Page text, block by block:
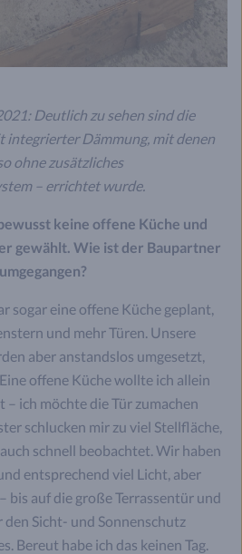
Deutlich zu sehen sind die
integrierter Dämmung, mit denen
ohne zusätzliches
– errichtet wurde.
keine offene Küche und
gewählt. Wie ist der Baupartner
sogar eine offene Küche geplant,
und mehr Türen. Unsere
aber anstandslos umgesetzt,
offene Küche wollte ich allein
– ich möchte die Tür zumachen
schlucken mir zu viel Stellfläche,
schnell beobachtet. Wir haben
entsprechend viel Licht, aber
bis auf die große Terrassentür und
den Sicht- und Sonnenschutz
Bereut habe ich das keinen Tag.